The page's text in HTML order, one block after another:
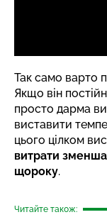
Так само варто
Якщо він
просто дарма
виставити
цього цілком
витрати
щороку.
Читайте також: